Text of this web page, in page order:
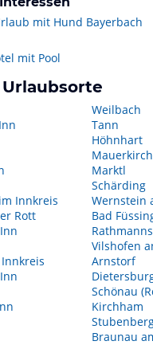
mit Hund Bayerbach
mit Pool
Innkreis
Rott
Weilbach
Tann
Höhnhart
Marktl
Schärding
Wernstein
Bad
Vilshofen
Arnstorf
Schönau
Kirchham
Braunau